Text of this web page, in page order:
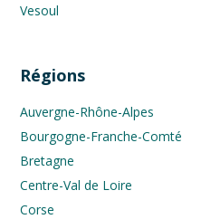
Vesoul
Régions
Auvergne-Rhône-Alpes
Bourgogne-Franche-Comté
Bretagne
Centre-Val de Loire
Corse